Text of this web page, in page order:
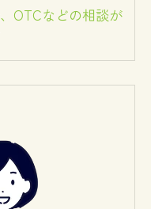
OTCなどの相談が